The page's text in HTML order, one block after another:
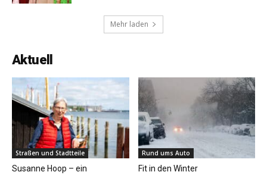
Mehr laden
Aktuell
Straßen und Stadtteile
Susanne Hoop – ein
Rund ums Auto
Fit in den Winter